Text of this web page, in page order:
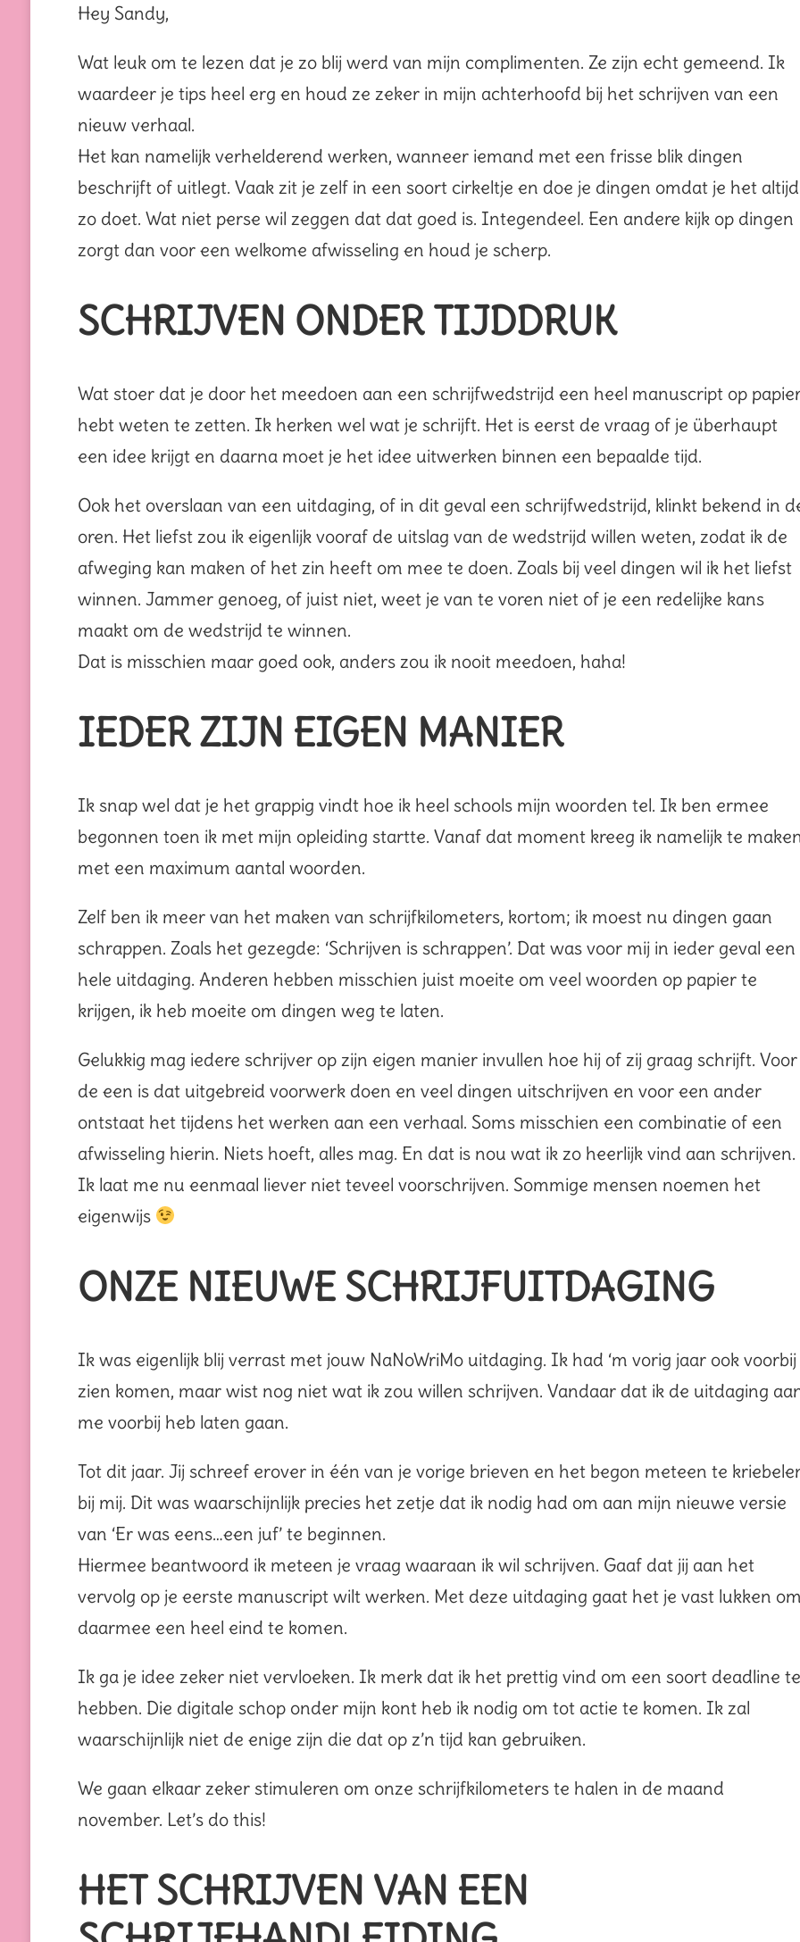
Hey Sandy,
Wat leuk om te lezen dat je zo blij werd van mijn complimenten. Ze zijn echt gemeend. Ik
waardeer je tips heel erg en houd ze zeker in mijn achterhoofd bij het schrijven van een
nieuw verhaal.
Het kan namelijk verhelderend werken, wanneer iemand met een frisse blik dingen
beschrijft of uitlegt. Vaak zit je zelf in een soort cirkeltje en doe je dingen omdat je het altijd
zo doet. Wat niet perse wil zeggen dat dat goed is. Integendeel. Een andere kijk op dingen
zorgt dan voor een welkome afwisseling en houd je scherp.
SCHRIJVEN ONDER TIJDDRUK
Wat stoer dat je door het meedoen aan een schrijfwedstrijd een heel manuscript op
hebt weten te zetten. Ik herken wel wat je schrijft. Het is eerst de vraag of je überhaupt
een idee krijgt en daarna moet je het idee uitwerken binnen een bepaalde tijd.
Ook het overslaan van een uitdaging, of in dit geval een schrijfwedstrijd, klinkt bekend in
oren. Het liefst zou ik eigenlijk vooraf de uitslag van de wedstrijd willen weten, zodat ik de
afweging kan maken of het zin heeft om mee te doen. Zoals bij veel dingen wil ik het liefst
winnen. Jammer genoeg, of juist niet, weet je van te voren niet of je een redelijke kans
maakt om de wedstrijd te winnen.
Dat is misschien maar goed ook, anders zou ik nooit meedoen, haha!
IEDER ZIJN EIGEN MANIER
Ik snap wel dat je het grappig vindt hoe ik heel schools mijn woorden tel. Ik ben ermee
begonnen toen ik met mijn opleiding startte. Vanaf dat moment kreeg ik namelijk te
met een maximum aantal woorden.
Zelf ben ik meer van het maken van schrijfkilometers, kortom; ik moest nu dingen gaan
schrappen. Zoals het gezegde: ‘Schrijven is schrappen’. Dat was voor mij in ieder geval een
hele uitdaging. Anderen hebben misschien juist moeite om veel woorden op papier te
krijgen, ik heb moeite om dingen weg te laten.
Gelukkig mag iedere schrijver op zijn eigen manier invullen hoe hij of zij graag schrijft. Voor
de een is dat uitgebreid voorwerk doen en veel dingen uitschrijven en voor een ander
ontstaat het tijdens het werken aan een verhaal. Soms misschien een combinatie of een
afwisseling hierin. Niets hoeft, alles mag. En dat is nou wat ik zo heerlijk vind aan schrijven.
Ik laat me nu eenmaal liever niet teveel voorschrijven. Sommige mensen noemen het
eigenwijs
ONZE NIEUWE SCHRIJFUITDAGING
Ik was eigenlijk blij verrast met jouw NaNoWriMo uitdaging. Ik had ‘m vorig jaar ook voorbij
zien komen, maar wist nog niet wat ik zou willen schrijven. Vandaar dat ik de uitdaging
me voorbij heb laten gaan.
Tot dit jaar. Jij schreef erover in één van je vorige brieven en het begon meteen te
bij mij. Dit was waarschijnlijk precies het zetje dat ik nodig had om aan mijn nieuwe versie
van ‘Er was eens…een juf’ te beginnen.
Hiermee beantwoord ik meteen je vraag waaraan ik wil schrijven. Gaaf dat jij aan het
vervolg op je eerste manuscript wilt werken. Met deze uitdaging gaat het je vast lukken
daarmee een heel eind te komen.
Ik ga je idee zeker niet vervloeken. Ik merk dat ik het prettig vind om een soort deadline te
hebben. Die digitale schop onder mijn kont heb ik nodig om tot actie te komen. Ik zal
waarschijnlijk niet de enige zijn die dat op z’n tijd kan gebruiken.
We gaan elkaar zeker stimuleren om onze schrijfkilometers te halen in de maand
november. Let’s do this!
HET SCHRIJVEN VAN EEN